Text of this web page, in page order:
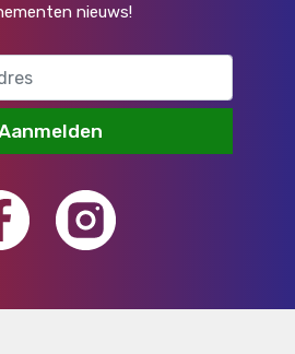
nieuws!